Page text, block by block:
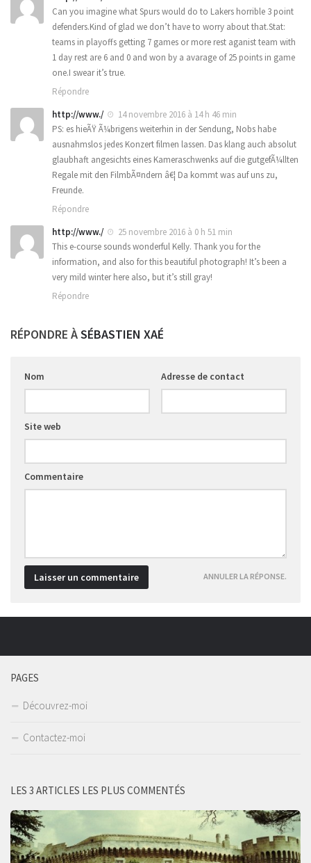
Can you imagine what Spurs would do to Lakers horrible 3 point
defenders.Kind of glad we don’t have to worry about that.Stat:
teams in playoffs getting 7 games or more rest aganist team with
1 day rest are 6 and 0 and won by a avarage of 25 points in game
one.I swear it’s true.
Répondre
http://www./
14 novembre 2016 à 14 h 46 min
PS: es hieÃŸ Ã¼brigens weiterhin in der Sendung, Nobs habe
ausnahmslos jedes Konzert filmen lassen. Das klang auch absolut
glaubhaft angesichts eines Kameraschwenks auf die gutgefÃ¼llten
Regale mit den FilmbÃ¤ndern â€¦ Da kommt was auf uns zu,
Freunde.
Répondre
http://www./
25 novembre 2016 à 0 h 51 min
This e-course sounds wonderful Kelly. Thank you for the
information, and also for this beautiful photograph! It’s been a
very mild winter here also, but it’s still gray!
Répondre
RÉPONDRE ÀSÉBASTIEN XAÉ
ANNULER LA RÉPONSE.
Nom Adresse de contact
Site web
Commentaire
PAGES
Découvrez-moi
Contactez-moi
LES 3 ARTICLES LES PLUS COMMENTÉS